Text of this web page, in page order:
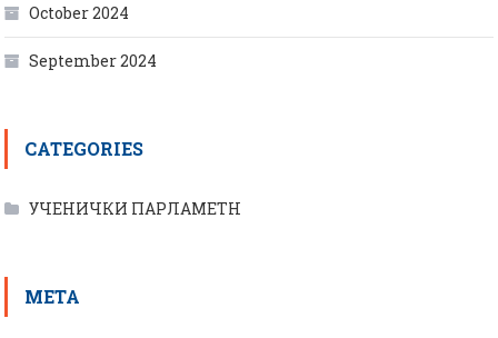
October 2024
September 2024
CATEGORIES
УЧЕНИЧКИ ПАРЛАМЕТН
META